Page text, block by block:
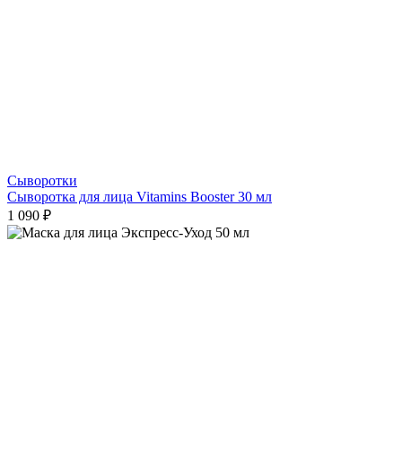
Сыворотки
Сыворотка для лица Vitamins Booster 30 мл
1 090 ₽